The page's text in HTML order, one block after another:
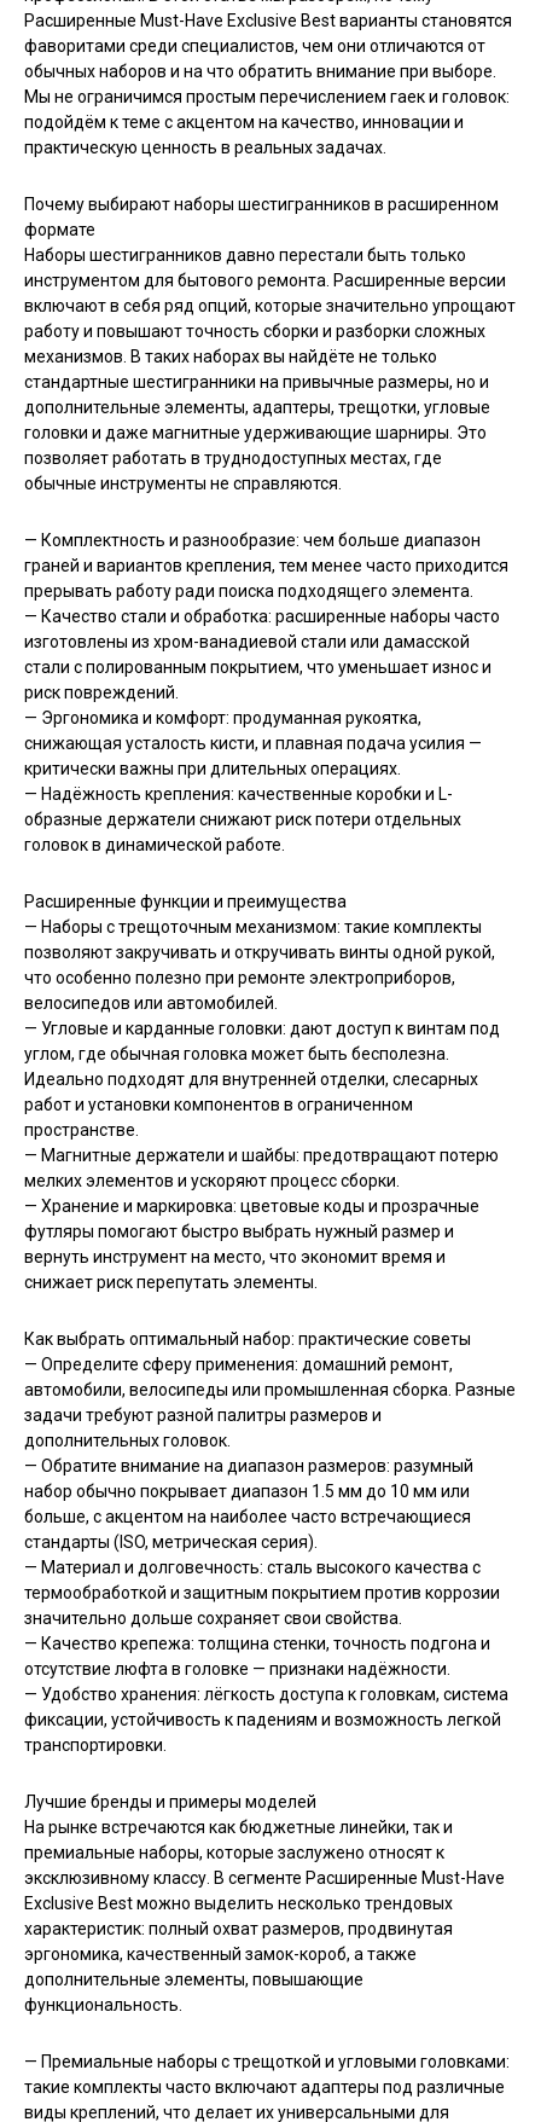
Расширенные Must-Have Exclusive Best варианты становятся
фаворитами среди специалистов, чем они отличаются от
обычных наборов и на что обратить внимание при выборе.
Мы не ограничимся простым перечислением гаек и головок:
подойдём к теме с акцентом на качество, инновации и
практическую ценность в реальных задачах.
Почему выбирают наборы шестигранников в расширенном
формате
Наборы шестигранников давно перестали быть только
инструментом для бытового ремонта. Расширенные версии
включают в себя ряд опций, которые значительно упрощают
работу и повышают точность сборки и разборки сложных
механизмов. В таких наборах вы найдёте не только
стандартные шестигранники на привычные размеры, но и
дополнительные элементы, адаптеры, трещотки, угловые
головки и даже магнитные удерживающие шарниры. Это
позволяет работать в труднодоступных местах, где
обычные инструменты не справляются.
— Комплектность и разнообразие: чем больше диапазон
граней и вариантов крепления, тем менее часто приходится
прерывать работу ради поиска подходящего элемента.
— Качество стали и обработка: расширенные наборы часто
изготовлены из хром-ванадиевой стали или дамасской
стали с полированным покрытием, что уменьшает износ и
риск повреждений.
— Эргономика и комфорт: продуманная рукоятка,
снижающая усталость кисти, и плавная подача усилия —
критически важны при длительных операциях.
— Надёжность крепления: качественные коробки и L-
образные держатели снижают риск потери отдельных
головок в динамической работе.
Расширенные функции и преимущества
— Наборы с трещоточным механизмом: такие комплекты
позволяют закручивать и откручивать винты одной рукой,
что особенно полезно при ремонте электроприборов,
велосипедов или автомобилей.
— Угловые и карданные головки: дают доступ к винтам под
углом, где обычная головка может быть бесполезна.
Идеально подходят для внутренней отделки, слесарных
работ и установки компонентов в ограниченном
пространстве.
— Магнитные держатели и шайбы: предотвращают потерю
мелких элементов и ускоряют процесс сборки.
— Хранение и маркировка: цветовые коды и прозрачные
футляры помогают быстро выбрать нужный размер и
вернуть инструмент на место, что экономит время и
снижает риск перепутать элементы.
Как выбрать оптимальный набор: практические советы
— Определите сферу применения: домашний ремонт,
автомобили, велосипеды или промышленная сборка. Разные
задачи требуют разной палитры размеров и
дополнительных головок.
— Обратите внимание на диапазон размеров: разумный
набор обычно покрывает диапазон 1.5 мм до 10 мм или
больше, с акцентом на наиболее часто встречающиеся
стандарты (ISO, метрическая серия).
— Материал и долговечность: сталь высокого качества с
термообработкой и защитным покрытием против коррозии
значительно дольше сохраняет свои свойства.
— Качество крепежа: толщина стенки, точность подгона и
отсутствие люфта в головке — признаки надёжности.
— Удобство хранения: лёгкость доступа к головкам, система
фиксации, устойчивость к падениям и возможность легкой
транспортировки.
Лучшие бренды и примеры моделей
На рынке встречаются как бюджетные линейки, так и
премиальные наборы, которые заслужено относят к
эксклюзивному классу. В сегменте Расширенные Must-Have
Exclusive Best можно выделить несколько трендовых
характеристик: полный охват размеров, продвинутая
эргономика, качественный замок-короб, а также
дополнительные элементы, повышающие
функциональность.
— Премиальные наборы с трещоткой и угловыми головками:
такие комплекты часто включают адаптеры под различные
виды креплений, что делает их универсальными для